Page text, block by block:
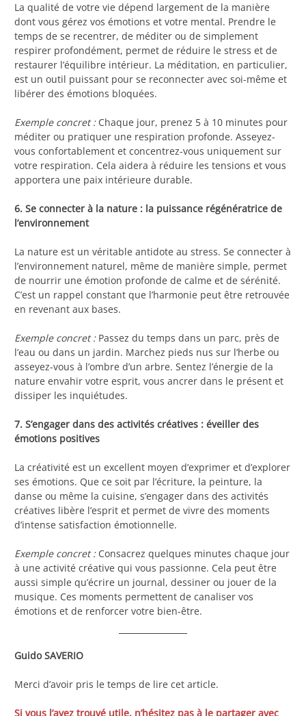
La qualité de votre vie dépend largement de la manière
dont vous gérez vos émotions et votre mental. Prendre le
temps de se recentrer, de méditer ou de simplement
respirer profondément, permet de réduire le stress et de
restaurer l’équilibre intérieur. La méditation, en particulier,
est un outil puissant pour se reconnecter avec soi-même et
libérer des émotions bloquées.
Exemple concret :Chaque jour, prenez 5 à 10 minutes pour
méditer ou pratiquer une respiration profonde. Asseyez-
vous confortablement et concentrez-vous uniquement sur
votre respiration. Cela aidera à réduire les tensions et vous
apportera une paix intérieure durable.
6. Se connecter à la nature : la puissance régénératrice de
l’environnement
La nature est un véritable antidote au stress. Se connecter à
l’environnement naturel, même de manière simple, permet
de nourrir une émotion profonde de calme et de sérénité.
C’est un rappel constant que l’harmonie peut être retrouvée
en revenant aux bases.
Exemple concret :Passez du temps dans un parc, près de
l’eau ou dans un jardin. Marchez pieds nus sur l’herbe ou
asseyez-vous à l’ombre d’un arbre. Sentez l’énergie de la
nature envahir votre esprit, vous ancrer dans le présent et
dissiper les inquiétudes.
7. S’engager dans des activités créatives : éveiller des
émotions positives
La créativité est un excellent moyen d’exprimer et d’explorer
ses émotions. Que ce soit par l’écriture, la peinture, la
danse ou même la cuisine, s’engager dans des activités
créatives libère l’esprit et permet de vivre des moments
d’intense satisfaction émotionnelle.
Exemple concret :Consacrez quelques minutes chaque jour
à une activité créative qui vous passionne. Cela peut être
aussi simple qu’écrire un journal, dessiner ou jouer de la
musique. Ces moments permettent de canaliser vos
émotions et de renforcer votre bien-être.
Guido SAVERIO
Merci d’avoir pris le temps de lire cet article.
Si vous l’avez trouvé utile, n’hésitez pas à le partager avec